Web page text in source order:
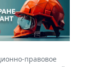
правовое